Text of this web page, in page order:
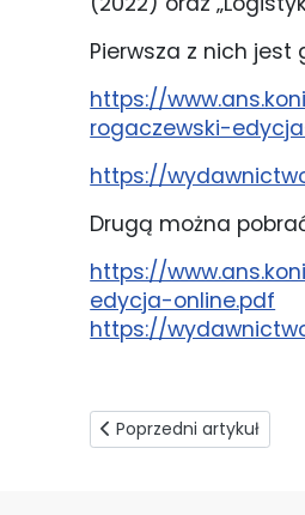
Pierwsza z nich
https://
rogaczewski-
https://
Drugą można
https://
edycja-online.pdf
https://
Poprzedni artykuł: Jak
Poprzedni artykuł